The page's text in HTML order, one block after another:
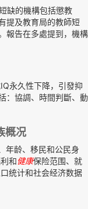
缺的機構包括懲教
提及教育局的教師短
報告在多處提到，機構
永久性下降，引發抑
：協調、時間判斷、動
概况
年龄、移民和公民身
和健康保险范围、就
统计和社会经济数据